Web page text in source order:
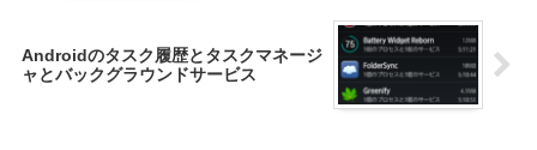
Androidのタスク履歴とタスクマネージ
ャとバックグラウンドサービス